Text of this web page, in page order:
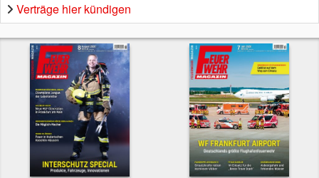
Verträge hier kündigen